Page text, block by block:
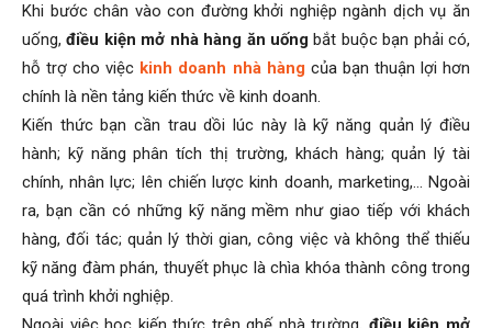
Khi bước chân vào con đường khởi nghiệp ngành dịch vụ ăn
uống,điều kiện mở nhà hàng ăn uốngbắt buộc bạn phải có,
hỗ trợ cho việc kinh doanh nhà hàngcủa bạn thuận lợi hơn
chính là nền tảng kiến thức về kinh doanh.
Kiến thức bạn cần trau dồi lúc này là kỹ năng quản lý điều
hành; kỹ năng phân tích thị trường, khách hàng; quản lý tài
chính, nhân lực; lên chiến lược kinh doanh, marketing,… Ngoài
ra, bạn cần có những kỹ năng mềm như giao tiếp với khách
hàng, đối tác; quản lý thời gian, công việc và không thể thiếu
kỹ năng đàm phán, thuyết phục là chìa khóa thành công trong
quá trình khởi nghiệp.